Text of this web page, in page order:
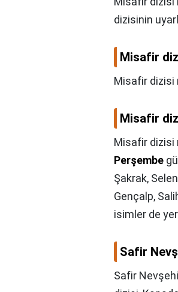
dizisinin
Misafir
Misafir dizisi
Misafir
Misafir dizisi
Perşembe
Şakrak,
Gençalp,
isimler de yer
Safir
Safir